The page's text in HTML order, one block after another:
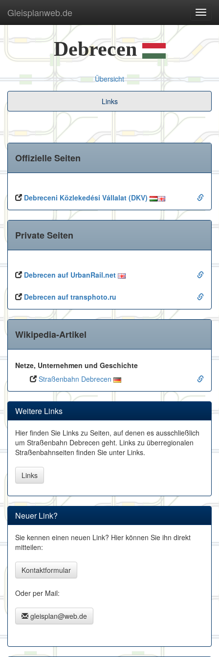
ein-/
Gleisplanweb.de
Debrecen
Übersicht
Links
Offizielle Seiten
Debreceni Közlekedési Vállalat (DKV)
Private Seiten
Debrecen auf UrbanRail.net
Debrecen auf transphoto.ru
Wikipedia-Artikel
Netze, Unternehmen und Geschichte
Straßenbahn Debrecen
Weitere Links
Hier finden Sie Links zu Seiten, auf denen es ausschließlich
um Straßenbahn Debrecen geht. Links zu überregionalen
Straßenbahnseiten finden Sie unter Links.
Links
Neuer Link?
Sie kennen einen neuen Link? Hier können Sie ihn direkt
mitteilen:
Kontaktformular
Oder per Mail:
gleisplan@web.de